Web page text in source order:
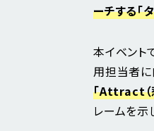
ーチする「
本イベント
用担当者に
「Attract（
レームを示